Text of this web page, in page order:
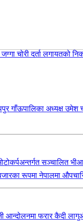
जग्गा चोरी दर्ता लगायतको
गाँऊपालिका अध्यक्ष उमेश
सञ्चालित
बजारका रूपमा नेपालमा
आन्दोलनमा फरार कैदी